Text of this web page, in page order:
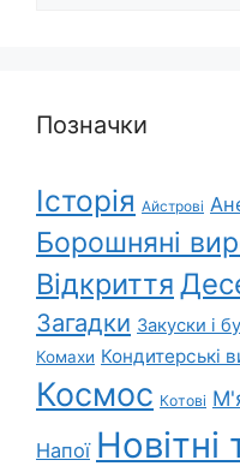
Позначки
Історія Айстрові
Борошняні
Відкриття
Загадки Закуски і
Комахи Кондитерські
Космос Котові
Напої Новітні